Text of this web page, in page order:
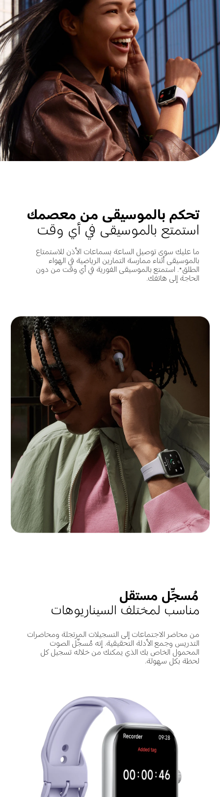
تحكم بالموسيقى من معصمك
استمتع بالموسيقى في أي وقت
ما عليك سوى توصيل الساعة بسماعات الأذن للاستمتاع
بالموسيقى أثناء ممارسة التمارين الرياضية في الهواء
الطلق*. استمتع بالموسيقى الفورية في أي وقت من دون
الحاجة إلى هاتفك.
مُسجِّل مستقل
مناسب لمختلف السيناريوهات
من محاضر الاجتماعات إلى التسجيلات المرتجلة ومحاضرات
التدريس وجمع الأدلة التحقيقية. إنه مُسجِّل الصوت
المحمول الخاص بك الذي يمكنك من خلاله تسجيل كل
لحظة بكل سهولة.